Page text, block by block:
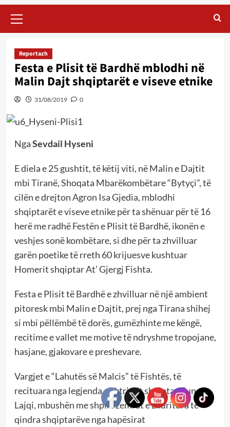
Menu
Reportazh
Festa e Plisit të Bardhë mblodhi në
Malin Dajt shqiptarët e viseve etnike
31/08/2019 0
NgaSevdail Hyseni
E diela e 25 gushtit, të këtij viti, në Malin e Dajtit
mbi Tiranë, Shoqata Mbarëkombëtare “Bytyçi”, të
cilën e drejton Agron Isa Gjedia, mblodhi
shqiptarët e viseve etnike për ta shënuar për të 16
herë me radhë Festën e Plisit të Bardhë, ikonën e
veshjes sonë kombëtare, si dhe për ta zhvilluar
garën poetike të rreth 60 krijuesve kushtuar
Homerit shqiptar At’ Gjergj Fishta.
Festa e Plisit të Bardhë e zhvilluar në një ambient
pitoresk mbi Malin e Dajtit, prej nga Tirana shihej
si mbi pëllëmbë të dorës, gumëzhinte me këngë,
recitime e vallet me motive të ndryshme tropojane,
hasjane, gjakovare e preshevare.
Vargjet e “Lahutës së Malcis” të Fishtës, të
recituara nga legjenda e aktrimit shqiptar Çun
Lajqi, mbushën me shpirt zemrat e zhuritura të
qindra shqiptarëve nga hapësirat